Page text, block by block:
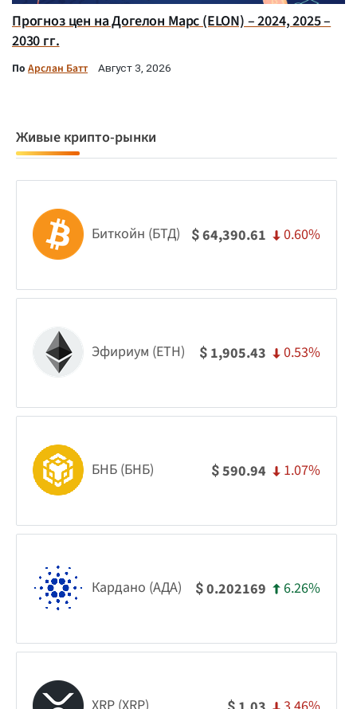
Прогноз цен на Догелон Марс (ELON) – 2024, 2025 –
2030 гг.
По Арслан Батт Август 3, 2026
Живые крипто-рынки
Биткойн (БТД) $64,390.61 0.60%
Эфириум (ETH) $ 1,905.43 0.53%
БНБ (БНБ) $590.94 1.07%
Кардано (АДА) $0.202169 6.26%